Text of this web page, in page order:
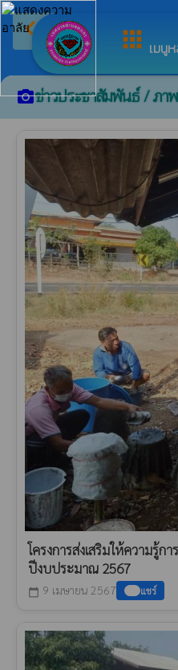
apps เมนู
arrow_back_ios กลับเมนูหลัก
camera_altข่าวประชาสัมพันธ์ / ภา
โครงการส่งเสริมให้ความรู้
ปีงบประมาณ 2567
calendar_today 9 เมษายน 2567 แชร์